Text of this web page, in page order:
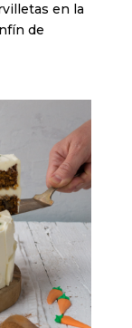
en la
de